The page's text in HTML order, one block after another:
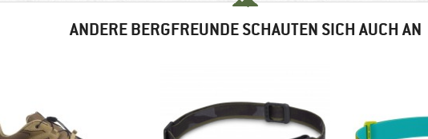
ANDERE BERGFREUNDE SCHAUTEN SICH AUCH AN